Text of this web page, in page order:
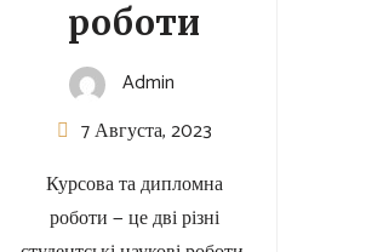
роботи
Admin
7 Августа, 2023
Курсова та дипломна
роботи — це дві різні